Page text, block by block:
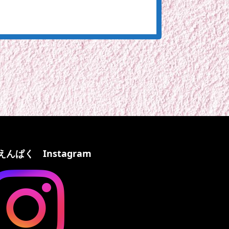
んぱく Instagram